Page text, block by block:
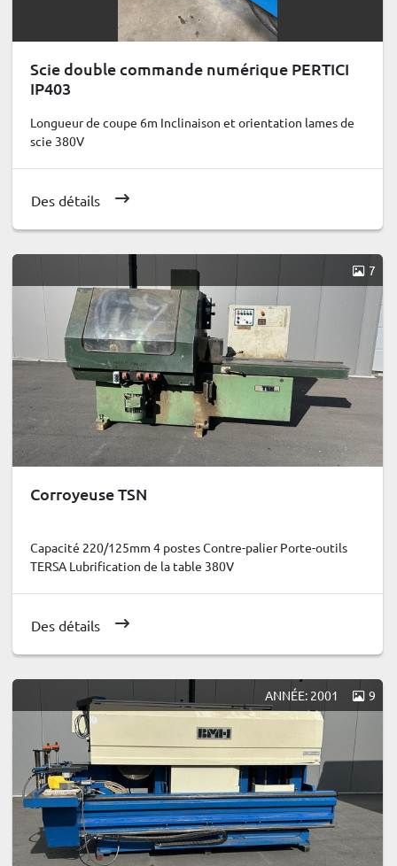
Scie double commande numérique PERTICI
IP403
Longueur de coupe 6m Inclinaison et orientation lames de
scie 380V
Des détails
7
Corroyeuse TSN
Capacité 220/125mm 4 postes Contre-palier Porte-outils
TERSA Lubrification de la table 380V
Des détails
ANNÉE: 2001 9